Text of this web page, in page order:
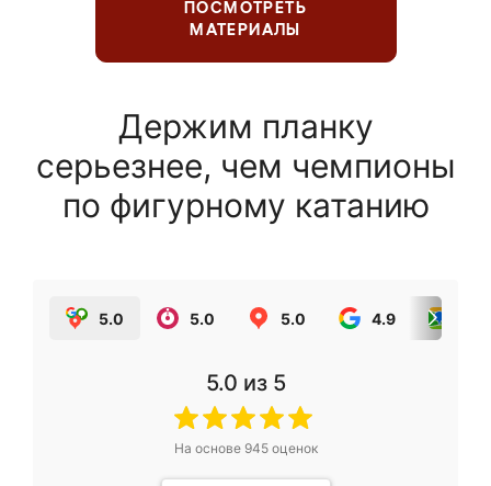
ПОСМОТРЕТЬ
МАТЕРИАЛЫ
Держим планку
серьезнее, чем чемпионы
по фигурному катанию
5.0 5.0 5.0 4.9
5.0 из 5
На основе 945оценок